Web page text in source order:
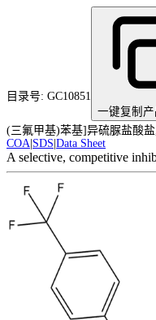
目录号: GC10851
一键复制产
(三氟甲基)苯基]异硫脲盐酸
COA SDS Data Sheet
A selective, competitive